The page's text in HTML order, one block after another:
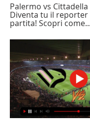
Palermo vs Cittadella
Diventa tu il reporter
partita! Scopri